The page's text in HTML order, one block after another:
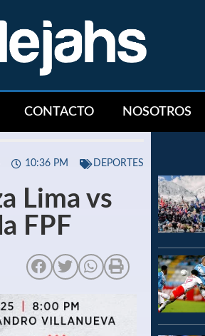
CONTACTO NOSOTROS
10:36 PM DEPORTES
Lima vs
FPF